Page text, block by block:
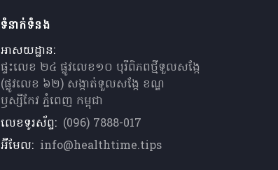
ទំនាក់ទំនង
អាសយដ្ឋាន:
ផ្ទះលេខ ២៤ ផ្លូវលេខ១០ បុរីពិភពថ្មីទួលសង្កែ
(ផ្លូវលេខ ៦២) សង្កាត់ទួលសង្កែ ខណ្ឌ
ឫស្សីកែវ ភ្នំពេញ កម្ពុជា
លេខទូរស័ព្ទ: (096) 7888-017
អ៊ីមែល: info@healthtime.tips